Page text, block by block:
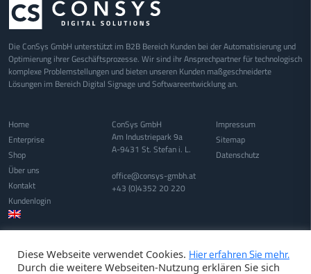
Die ConSys GmbH unterstützt im B2B Bereich Kunden bei der Automatisierung und
Optimierung ihrer Geschäftsprozesse. Wir sind ihr Ansprechpartner für technologisch
komplexe Problemstellungen und bieten unseren Kunden maßgeschneiderte
Lösungen im Bereich Digital Signage und Softwareentwicklung an.
Home
Enterprise
Shop
Über uns
Kontakt
Kundenlogin
ConSys GmbH
Am Industriepark 9a
A-9431 St. Stefan i. L.
office@consys-gmbh.at
+43 (0)4352 20 220
Impressum
Sitemap
Datenschutz
Diese Webseite verwendet Cookies. Hier erfahren Sie mehr.
Durch die weitere Webseiten-Nutzung erklären Sie sich